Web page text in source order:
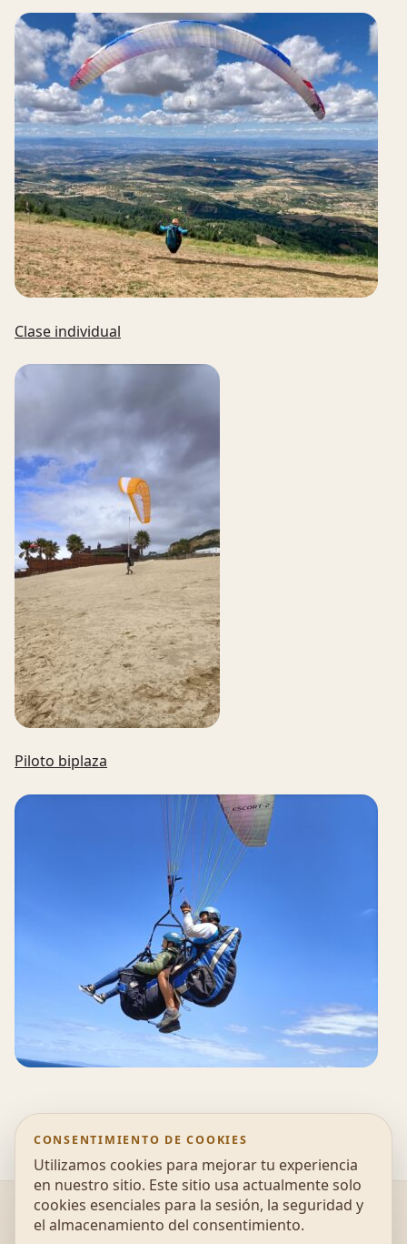
Clase individual
Piloto biplaza
@2026 UonAir - Escola de parapente, Educação
Ambiental e Desportos de Natureza |Política de
CONSENTIMIENTO DE COOKIES
Utilizamos cookies para mejorar tu experiencia
en nuestro sitio. Este sitio usa actualmente solo
cookies esenciales para la sesión, la seguridad y
el almacenamiento del consentimiento.